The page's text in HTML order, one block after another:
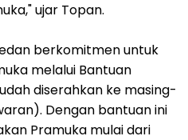
ujar Topan.
berkomitmen untuk
melalui Bantuan
diserahkan ke masing-
Dengan bantuan ini
Pramuka mulai dari